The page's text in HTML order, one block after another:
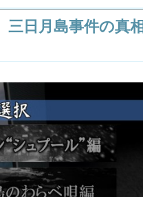
三日月島事件の真